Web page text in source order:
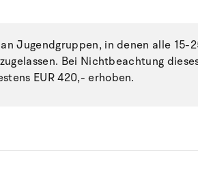
Jugendgruppen, in denen alle 15-
Bei Nichtbeachtung
EUR 420,- erhoben.